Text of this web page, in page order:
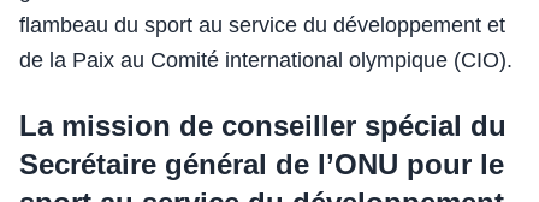
flambeau du sport au service du développement et
de la Paix au Comité international olympique (CIO).
La mission de conseiller spécial du
Secrétaire général de l’ONU pour le